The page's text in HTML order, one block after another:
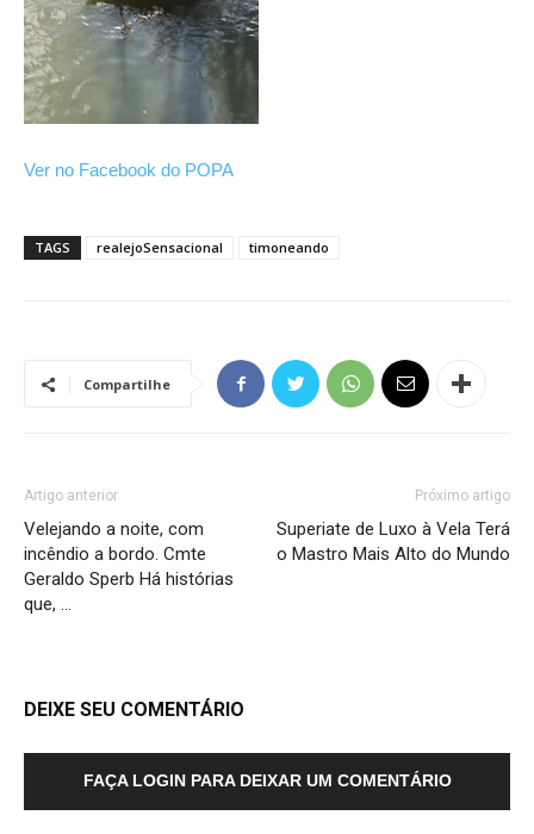
Ver no Facebook do POPA
TAGS realejoSensacional timoneando
Compartilhe
Artigo anterior
Velejando a noite, com
incêndio a bordo. Cmte
Geraldo Sperb Há histórias
que, …
Próximo artigo
Superiate de Luxo à Vela Terá
o Mastro Mais Alto do Mundo
DEIXE SEU COMENTÁRIO
FAÇA LOGIN PARA DEIXAR UM COMENTÁRIO